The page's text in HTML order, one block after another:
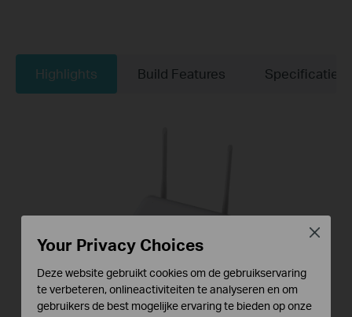
Highlights Build Features Specificaties
Your Privacy Choices
Deze website gebruikt cookies om de gebruikservaring
te verbeteren, onlineactiviteiten te analyseren en om
gebruikers de best mogelijke ervaring te bieden op onze
Close